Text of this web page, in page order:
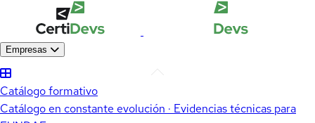
Empresas
Catálogo formativo
Catálogo en constante evolución · Evidencias técnicas para